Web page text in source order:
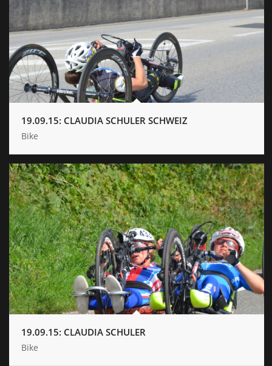
19.09.15: CLAUDIA SCHULER SCHWEIZ
Bike
19.09.15: CLAUDIA SCHULER
Bike